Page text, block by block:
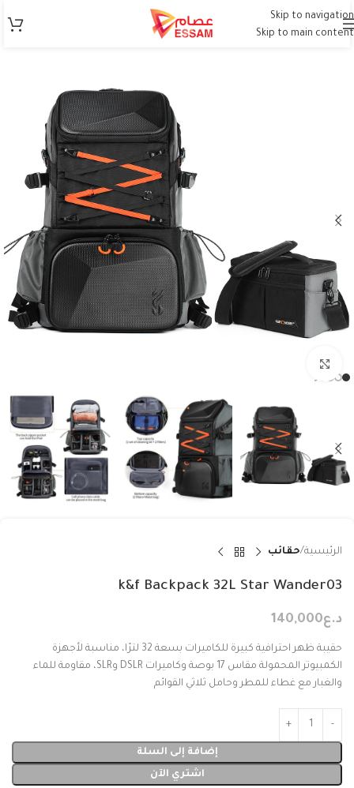
Skip to navigation
Skip to main content
الرئيسية حقائب
k&f Backpack 32L Star Wander03
د.ع140,000
حقيبة ظهر احترافية كبيرة للكاميرات بسعة 32 لترًا، مناسبة لأجهزة
الكمبيوتر المحمولة مقاس 17 بوصة وكاميرات DSLR وSLR، مقاومة للماء
والغبار مع غطاء للمطر وحامل ثلاثي القوائم
إضافة إلى السلة
اشتري الآن